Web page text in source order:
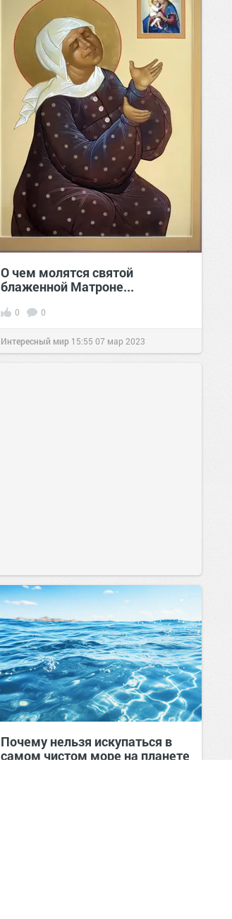
О чем молятся святой
блаженной Матроне...
0 0
Интересный мир 15:55 07 мар 2023
Почему нельзя искупаться в
самом чистом море на планете